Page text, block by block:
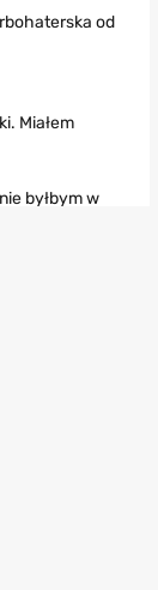
od
Miałem
byłbym w